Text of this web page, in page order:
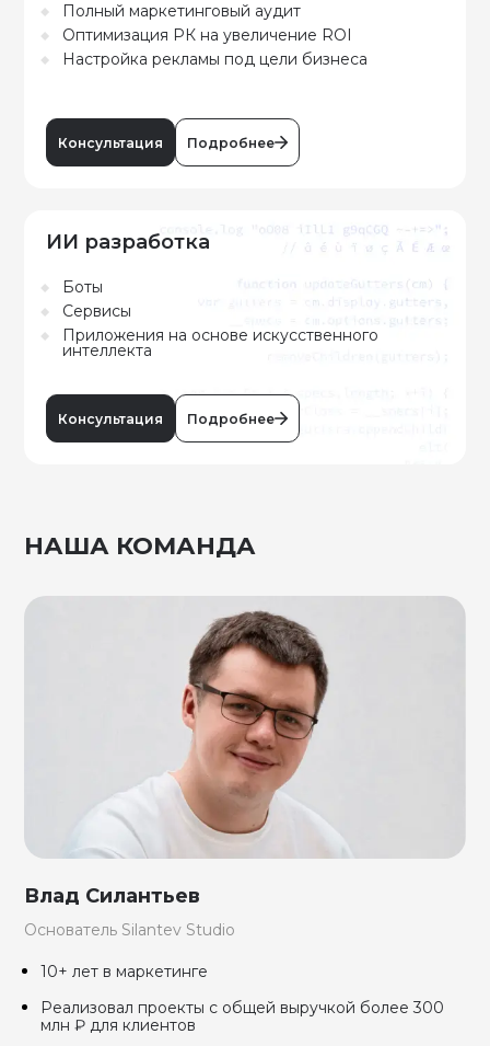
Полный маркетинговый аудит
Оптимизация РК на увеличение ROI
Настройка рекламы под цели бизнеса
Консультация Подробнее
ИИ разработка
Боты
Сервисы
Приложения на основе искусственного
интеллекта
Консультация Подробнее
НАША КОМАНДА
Влад Силантьев
Основатель Silantev Studio
10+ лет в маркетинге
Реализовал проекты с общей выручкой более 300
млн ₽ для клиентов